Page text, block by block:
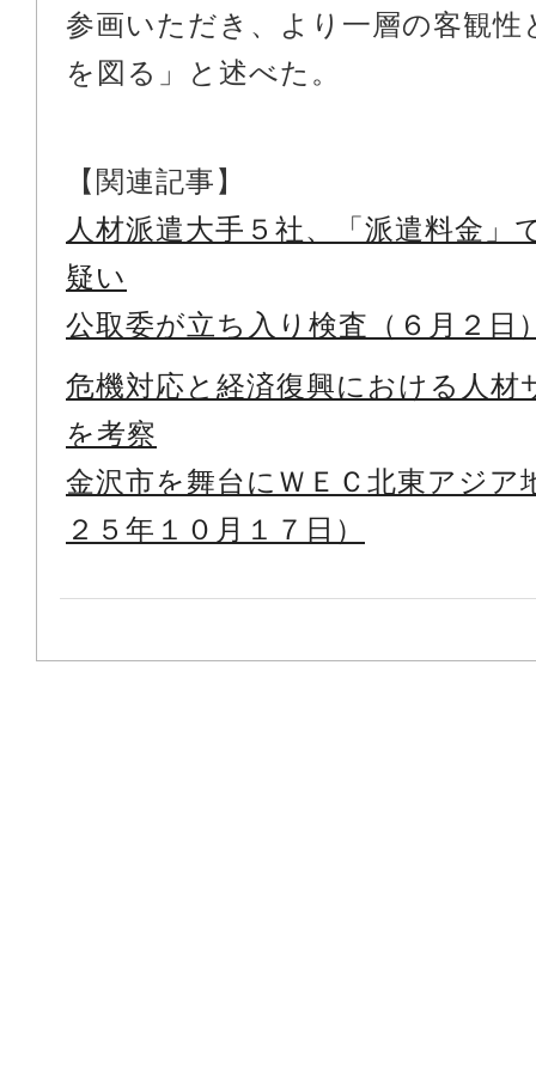
参画いただき、より一層の客観性
を図る」と述べた。
【関連記事】
人材派遣大手５社、「派遣料金」
疑い
公取委が立ち入り検査（６月２日
危機対応と経済復興における人材
を考察
金沢市を舞台にＷＥＣ北東アジア
２５年１０月１７日）